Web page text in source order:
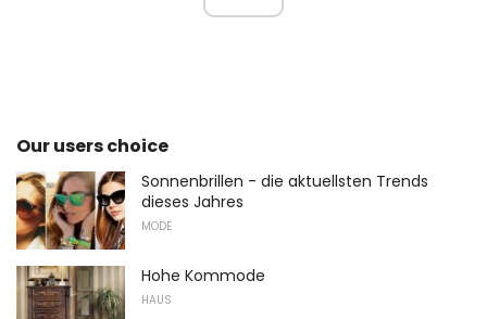
Our users choice
Sonnenbrillen - die aktuellsten Trends
dieses Jahres
MODE
Hohe Kommode
HAUS